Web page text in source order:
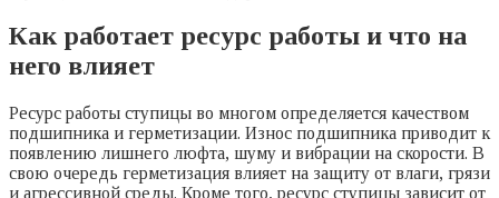
Как работает ресурс работы и что на
него влияет
Ресурс работы ступицы во многом определяется качеством
подшипника и герметизации. Износ подшипника приводит к
появлению лишнего люфта, шуму и вибрации на скорости. В
свою очередь герметизация влияет на защиту от влаги, грязи
и агрессивной среды. Кроме того, ресурс ступицы зависит от